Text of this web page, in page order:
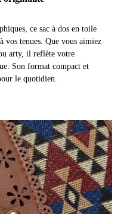
ce sac à dos en toile
vos tenues. Que vous aimiez
arty, il reflète votre
Son format compact et
le quotidien.